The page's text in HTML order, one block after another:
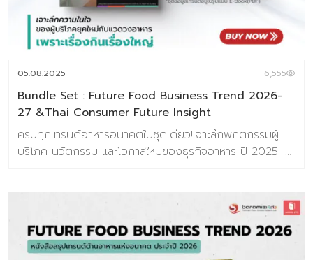
05.08.2025 6,555
Bundle Set : Future Food Business Trend 2026-
27 &Thai Consumer Future Insight
ครบทุกเทรนด์อาหารอนาคตในชุดเดียว!เจาะลึกพฤติกรรมผู้
บริโภค นวัตกรรม และโอกาสใหม่ของธุรกิจอาหาร ปี 2025–
ธุรกิจอาหาร ทั้งในวันนี้และอนาคต ในเซ็ตประกอบด้วยหนังสือ
2 เล่ม 1.Thai Consumer Future Insight in Food
Industry หนังสือที่เจาะลึกทุกอินไซต์สำคัญของผู้บริโภคไทยใน
โลกอาหารปี 2025–2026 2.Future Food Business